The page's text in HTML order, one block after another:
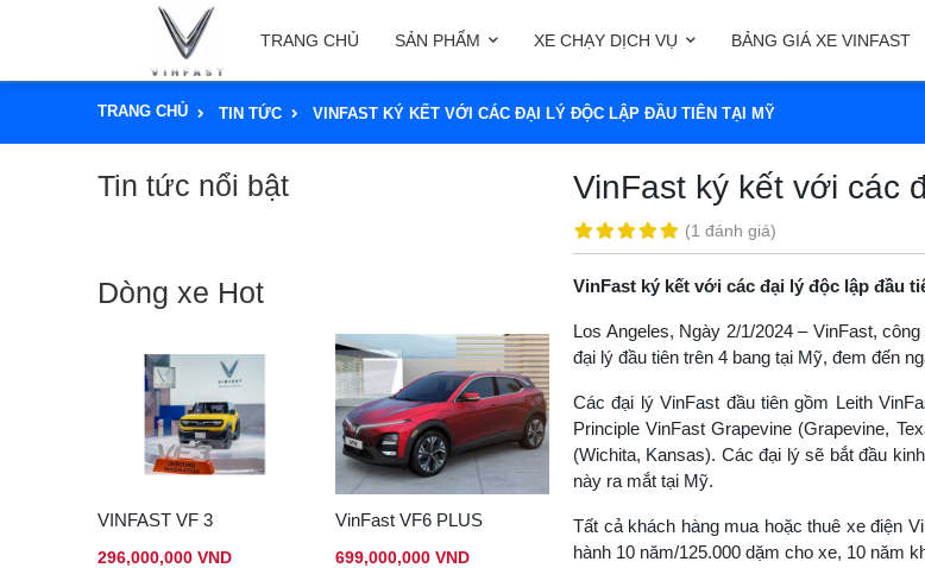
TRANG CHỦ SẢN PHẨM XE CHẠY DỊCH VỤ BẢNG GIÁ XE VINFAST
TRANG CHỦ TIN TỨC VINFAST KÝ KẾT VỚI CÁC ĐẠI LÝ ĐỘC LẬP ĐẦU TIÊN TẠI MỸ
Tin tức nổi bật
Dòng xe Hot
VINFAST VF 3
296,000,000 VND
VinFast VF6 PLUS
699,000,000 VND
VinFast ký kết với các
(1 đánh giá)
VinFast ký kết với các đại lý độc lập đầu
Los Angeles, Ngày 2/1/2024 – VinFast,
đại lý đầu tiên trên 4 bang tại Mỹ, đem đến
Các đại lý VinFast đầu tiên gồm Leith
Principle VinFast Grapevine (Grapevine,
(Wichita, Kansas). Các đại lý sẽ bắt đầu
này ra mắt tại Mỹ.
Tất cả khách hàng mua hoặc thuê xe điện
hành 10 năm/125.000 dặm cho xe, 10 năm